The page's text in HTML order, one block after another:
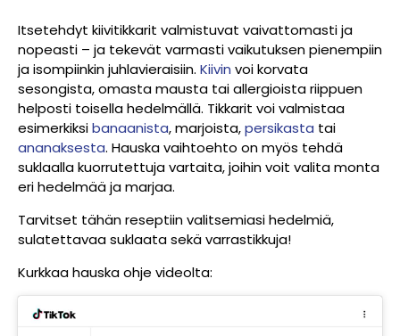
Itsetehdyt kiivitikkarit valmistuvat vaivattomasti ja
nopeasti – ja tekevät varmasti vaikutuksen pienempiin
ja isompiinkin juhlavieraisiin. Kiivin voi korvata
sesongista, omasta mausta tai allergioista riippuen
helposti toisella hedelmällä. Tikkarit voi valmistaa
esimerkiksibanaanista, marjoista,persikasta tai
ananaksesta. Hauska vaihtoehto on myös tehdä
suklaalla kuorrutettuja vartaita, joihin voit valita monta
eri hedelmää ja marjaa.
Tarvitset tähän reseptiin valitsemiasi hedelmiä,
sulatettavaa suklaata sekä varrastikkuja!
Kurkkaa hauska ohje videolta: